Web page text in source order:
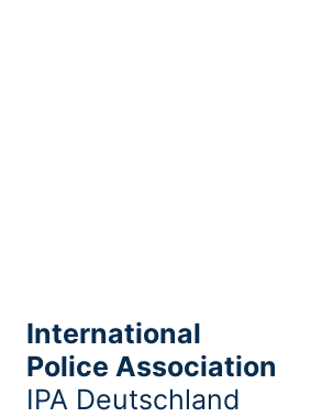
International
Police Association
IPA Deutschland